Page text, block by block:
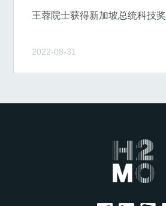
王蓉院士获得新加坡总统科技奖
2022-08-31